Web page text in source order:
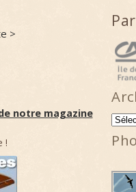
>
notre magazine
!